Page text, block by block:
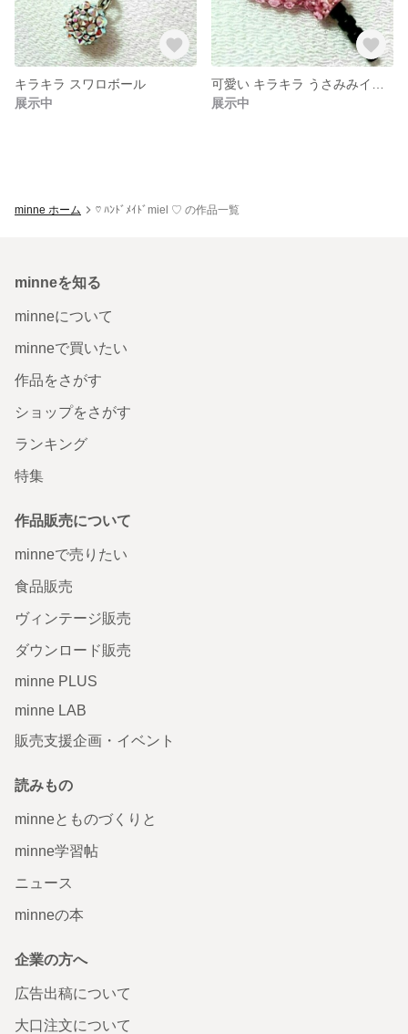
キラキラ スワロボール
展示中
展示中
minne ホーム ♡ ﾊﾝﾄﾞﾒｲﾄﾞmiel ♡ の作品一覧
minneを知る
minneについて
minneで買いたい
作品をさがす
ショップをさがす
ランキング
特集
作品販売について
minneで売りたい
食品販売
ヴィンテージ販売
ダウンロード販売
minne PLUS
minne LAB
販売支援企画・イベント
読みもの
minneとものづくりと
minne学習帖
ニュース
minneの本
企業の方へ
広告出稿について
大口注文について